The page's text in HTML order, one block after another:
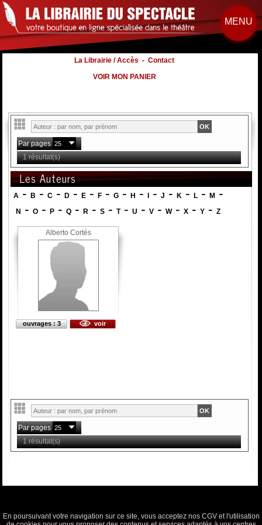
MENU
La Librairie / Accès -Contact
VOIR MON PANIER
Par pages
1 résultat(s)
Les Auteurs
A - B - C- D- E- F- G- H - - J - K - L- M-
N -O -P -Q -R -S -T-U -V -W-X -Y -Z
Alberto Cortés
ouvrages : 3 voir
Par pages
1 résultat(s)
En poursuivant votre navigation sur ce site, vous acceptez nos CGV et l'utilisation